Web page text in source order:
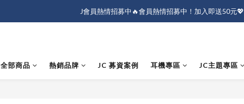
J會員熱情招募中🔥會員熱情招募中！加入即送50元💖
J會員熱情招募中🔥會員熱情招募中！加入即送50元💖
全部商品 熱銷品牌 JC 募資案例 耳機專區 JC主題專區